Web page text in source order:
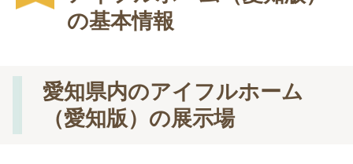
の基本情報
愛知県内のアイフルホーム
（愛知版）の展示場